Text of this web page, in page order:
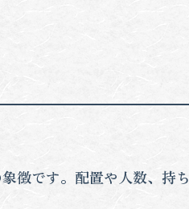
徴です。配置や人数、持ち